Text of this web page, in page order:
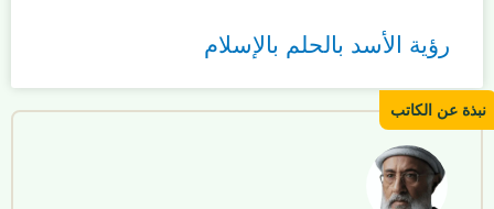
رؤية الأسد بالحلم بالإسلام